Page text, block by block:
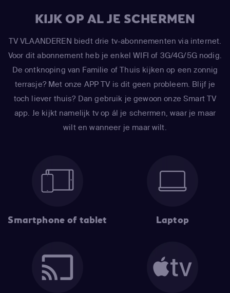
KIJK OP AL JE SCHERMEN
TV VLAANDEREN biedt drie tv-abonnementen via internet.
Voor dit abonnement heb je enkel WIFI of 3G/4G/5G nodig.
De ontknoping van Familie of Thuis kijken op een zonnig
terrasje? Met onze APP TV is dit geen probleem. Blijf je
toch liever thuis? Dan gebruik je gewoon onze Smart TV
app. Je kijkt namelijk tv op ál je schermen, waar je maar
wilt en wanneer je maar wilt.
Smartphone of tablet Laptop